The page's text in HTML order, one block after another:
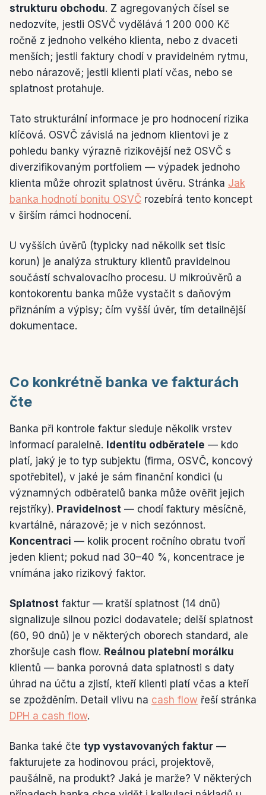
strukturu obchodu. Z agregovaných čísel se
nedozvíte, jestli OSVČ vydělává 1 200 000 Kč
ročně z jednoho velkého klienta, nebo z dvaceti
menších; jestli faktury chodí v pravidelném rytmu,
nebo nárazově; jestli klienti platí včas, nebo se
splatnost protahuje.
Tato strukturální informace je pro hodnocení rizika
klíčová. OSVČ závislá na jednom klientovi je z
pohledu banky výrazně rizikovější než OSVČ s
diverzifikovaným portfoliem — výpadek jednoho
klienta může ohrozit splatnost úvěru. Stránka Jak
banka hodnotí bonitu OSVČ rozebírá tento koncept
v širším rámci hodnocení.
U vyšších úvěrů (typicky nad několik set tisíc
korun) je analýza struktury klientů pravidelnou
součástí schvalovacího procesu. U mikroúvěrů a
kontokorentu banka může vystačit s daňovým
přiznáním a výpisy; čím vyšší úvěr, tím detailnější
dokumentace.
Co konkrétně banka ve fakturách
čte
Banka při kontrole faktur sleduje několik vrstev
informací paralelně. Identitu odběratele — kdo
platí, jaký je to typ subjektu (firma, OSVČ, koncový
spotřebitel), v jaké je sám finanční kondici (u
významných odběratelů banka může ověřit jejich
rejstříky). Pravidelnost — chodí faktury měsíčně,
kvartálně, nárazově; je v nich sezónnost.
Koncentraci — kolik procent ročního obratu tvoří
jeden klient; pokud nad 30–40 %, koncentrace je
vnímána jako rizikový faktor.
Splatnost faktur — kratší splatnost (14 dnů)
signalizuje silnou pozici dodavatele; delší splatnost
(60, 90 dnů) je v některých oborech standard, ale
zhoršuje cash flow. Reálnou platební morálku
klientů — banka porovná data splatnosti s daty
úhrad na účtu a zjistí, kteří klienti platí včas a kteří
se zpožděním. Detail vlivu na cash flow řeší stránka
DPH a cash flow.
Banka také čte typ vystavovaných faktur —
fakturujete za hodinovou práci, projektově,
paušálně, na produkt? Jaká je marže? V některých